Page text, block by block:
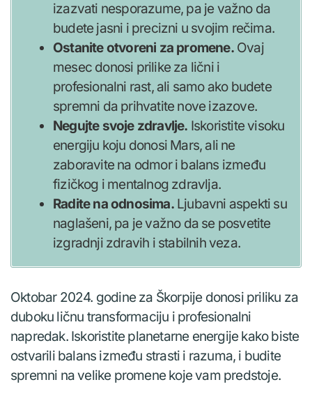
izazvati nesporazume, pa je važno da
budete jasni i precizni u svojim rečima.
Ostanite otvoreni za promene.Ovaj
mesec donosi prilike za lični i
profesionalni rast, ali samo ako budete
spremni da prihvatite nove izazove.
Negujte svoje zdravlje. Iskoristite visoku
energiju koju donosi Mars, ali ne
zaboravite na odmor i balans između
fizičkog i mentalnog zdravlja.
Radite na odnosima.Ljubavni aspekti su
naglašeni, pa je važno da se posvetite
izgradnji zdravih i stabilnih veza.
Oktobar 2024. godine za Škorpije donosi priliku za
duboku ličnu transformaciju i profesionalni
napredak. Iskoristite planetarne energije kako biste
ostvarili balans između strasti i razuma, i budite
spremni na velike promene koje vam predstoje.